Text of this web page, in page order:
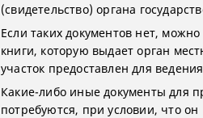
(свидетельство) органа
Если таких документов нет,
книги, которую выдает орган
участок предоставлен для
Какие-либо иные документы для
потребуются, при условии, что